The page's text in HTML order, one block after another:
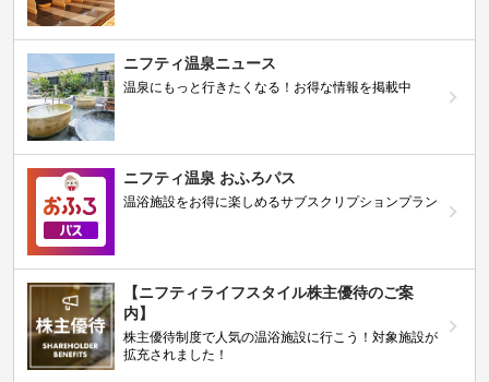
ニフティ温泉ニュース
温泉にもっと行きたくなる！お得な情報を掲載中
ニフティ温泉 おふろパス
温浴施設をお得に楽しめるサブスクリプションプラン
【ニフティライフスタイル株主優待のご案
内】
株主優待制度で人気の温浴施設に行こう！対象施設が
拡充されました！